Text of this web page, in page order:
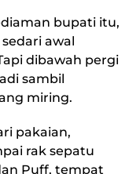
bupati itu,
awal
dibawah pergi
sambil
miring.
pakaian,
rak sepatu
Puff, tempat